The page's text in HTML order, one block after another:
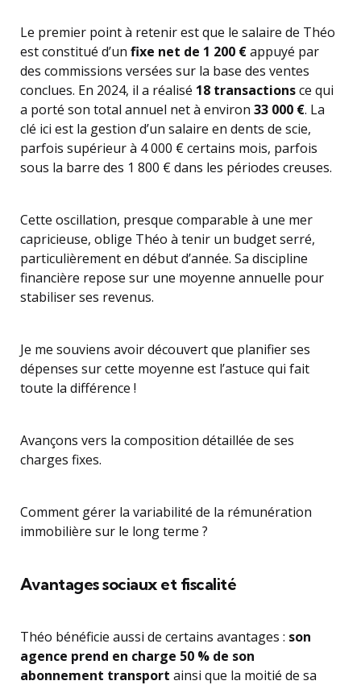
Le premier point à retenir est que le salaire de Théo
est constitué d’un fixe net de 1 200 €appuyé par
des commissions versées sur la base des ventes
conclues. En 2024, il a réalisé 18 transactionsce qui
a porté son total annuel net à environ 33 000 €. La
clé ici est la gestion d’un salaire en dents de scie,
parfois supérieur à 4 000 € certains mois, parfois
sous la barre des 1 800 € dans les périodes creuses.
Cette oscillation, presque comparable à une mer
capricieuse, oblige Théo à tenir un budget serré,
particulièrement en début d’année. Sa discipline
financière repose sur une moyenne annuelle pour
stabiliser ses revenus.
Je me souviens avoir découvert que planifier ses
dépenses sur cette moyenne est l’astuce qui fait
toute la différence !
Avançons vers la composition détaillée de ses
charges fixes.
Comment gérer la variabilité de la rémunération
immobilière sur le long terme ?
Avantages sociaux et fiscalité
Théo bénéficie aussi de certains avantages : son
agence prend en charge 50 % de son
abonnement transport ainsi que la moitié de sa